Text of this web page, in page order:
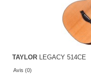
TAYLOR LEGACY 514CE
Avis (0)